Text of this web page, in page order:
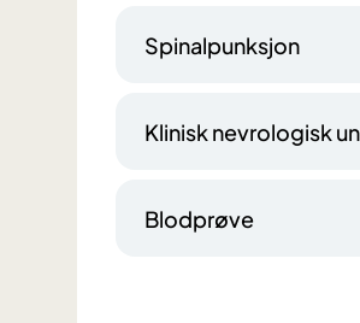
Spinalpunksjon
Klinisk nevrologisk
Blodprøve